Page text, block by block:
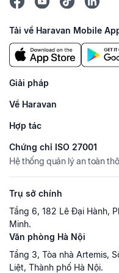
Tải về Haravan Mobile
Giải pháp
Về Haravan
Hợp tác
Chứng chỉ ISO 27001
Hệ thống quản lý an toàn
Trụ sở chính
Tầng 6, 182 Lê Đại Hành,
Minh.
Văn phòng Hà Nội
Tầng 3, Tòa nhà Artemis,
Liệt, Thành phố Hà Nội.